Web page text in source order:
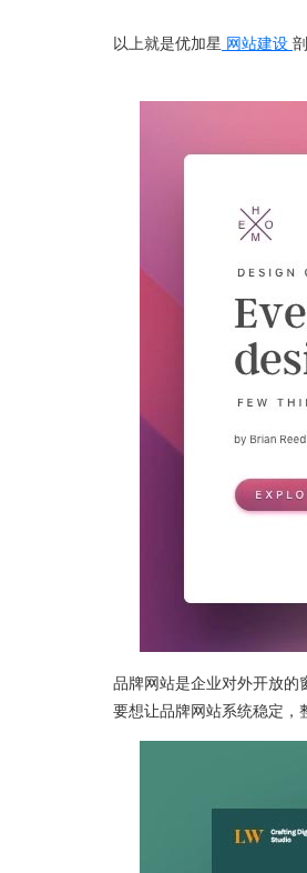
以上就是优加星 网站建设
品牌网站是企业对外开放的
要想让品牌网站系统稳定，